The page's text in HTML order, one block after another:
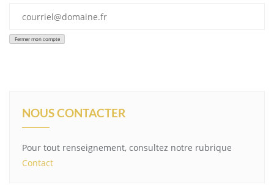
NOUS CONTACTER
Pour tout renseignement, consultez notre rubrique
Contact